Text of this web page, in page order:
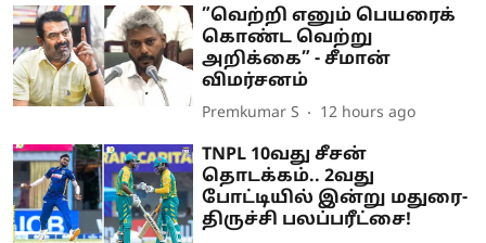
”வெற்றி எனும் பெயரைக்
கொண்ட வெற்று
அறிக்கை” - சீமான்
விமர்சனம்
Premkumar S 12 hours ago
TNPL 10வது சீசன்
தொடக்கம்.. 2வது
போட்டியில் இன்று மதுரை-
திருச்சி பலப்பரீட்சை!